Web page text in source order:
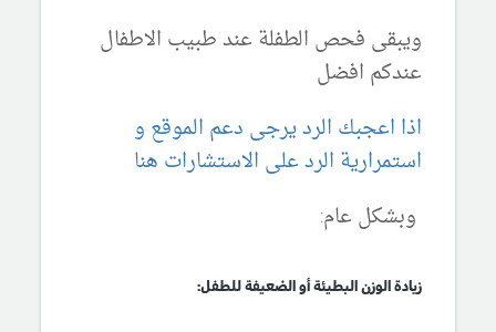
ويبقى فحص الطفلة عند طبيب الاطفال
عندكم افضل
اذا اعجبك الرد يرجى دعم الموقع و
استمرارية الرد على الاستشارات هنا
وبشكل عام:
زيادة الوزن البطيئة أو الضعيفة للطفل: